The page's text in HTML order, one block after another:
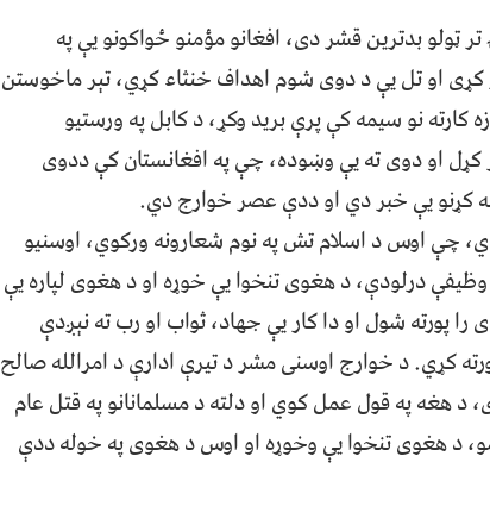
بدترین قشر دی، افغانو مؤمنو ځواکونو یې په
کړی او تل یې د دوی شوم اهداف خنثاء کړي، تېر ماخوستن
کارته نو سیمه کې پرې برید وکړ، د کابل په ورستیو
او دوی ته یې وښوده، چې په افغانستان کې ددوی
کړنو یې خبر دي او ددې عصر خوارج دي.
چې اوس د اسلام تش په نوم شعارونه ورکوي، اوسنيو
درلودې، د هغوی تنخوا یې خوړه او د هغوی لپاره یې
را پورته شول او دا کار یې جهاد، ثواب او رب ته نېږدې
کړي. د خوارج اوسنی مشر د تیرې ادارې د امرالله صالح
د هغه په قول عمل کوي او دلته د مسلمانانو په قتل عام
د هغوی تنخوا یې وخوړه او اوس د هغوی په خوله ددې